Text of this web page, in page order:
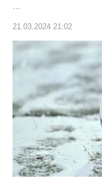
21.03.2024 21:02